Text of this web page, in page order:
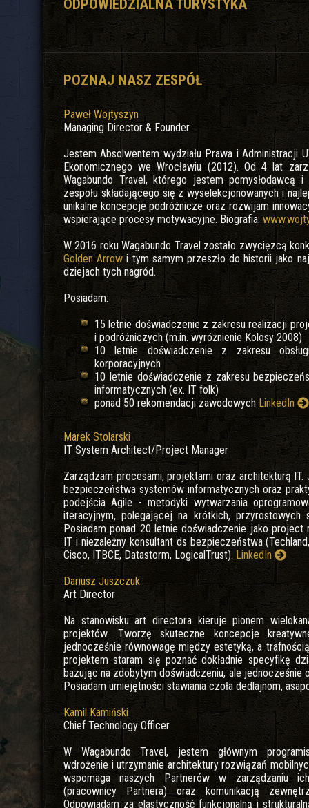
ODPOWIEDZIALNA TURYSTYKA
POZNAJ NASZ ZESPÓŁ
Paweł Wojtyszyn
Managing Director & Founder
Jestem Absolwentem wydziału Prawa i Administracji
Ekonomicznego we Wrocławiu (2012). Od 4 lat
Wagabundo Travel, którego jestem pomysłodawcą
zespołu składającego się z wyselekcjonowanych i
unikalne koncepcje podróżnicze oraz rozwijam
wspierające procesy motywacyjne. Biografia:
W 2016 roku Wagabundo Travel zostało zwycięzcą
Golden Arrow i tym samym przeszło do historii jako
dziejach tych nagród.
Posiadam:
15 letnie doświadczenie z zakresu realizacji
i podróżniczych (m.in. wyróżnienie Kolosy 2008)
10 letnie doświadczenie z zakresu
korporacyjnych
10 letnie doświadczenie z zakresu
informatycznych (ex. IT folk)
ponad 50 rekomendacji zawodowychLinkedIn
Marek Stolarski
IT System Architect/Project Manager
Zarządzam procesami, projektami oraz architekturą
bezpieczeństwa systemów informatycznych oraz
podejścia Agile - metodyki wytwarzania
iteracyjnym, polegającej na krótkich, przyrostowych
Posiadam ponad 20 letnie doświadczenie jako project
IT i niezależny konsultant ds bezpieczeństwa
Cisco, ITBCE, Datastorm, LogicalTrust). LinkedIn
Dariusz Juszczuk
Art Director
Na stanowisku art directora kieruje pionem
projektów. Tworzę skuteczne koncepcje
jednocześnie równowagę między estetyką, a
projektem staram się poznać dokładnie specyfikę
bazując na zdobytym doświadczeniu, ale jednocześnie
Posiadam umiejętności stawiania czoła dedlajnom,
Kamil Kamiński
Chief Technology Officer
W Wagabundo Travel, jestem głównym
wdrożenie i utrzymanie architektury rozwiązań
wspomaga naszych Partnerów w zarządzaniu
(pracownicy Partnera) oraz komunikacją
Odpowiadam za elastyczność funkcjonalną i